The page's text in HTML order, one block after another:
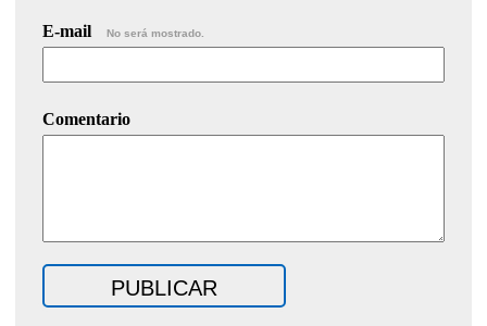
E-mail No será mostrado.
Comentario